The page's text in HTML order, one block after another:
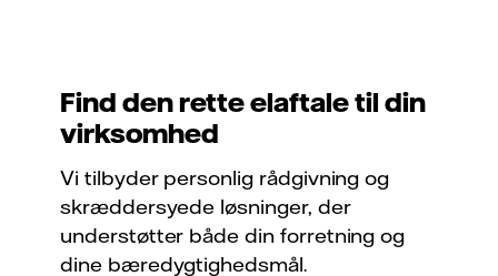
Find den rette elaftale til din
virksomhed
Vi tilbyder personlig rådgivning og
skræddersyede løsninger, der
understøtter både din forretning og
dine bæredygtighedsmål.